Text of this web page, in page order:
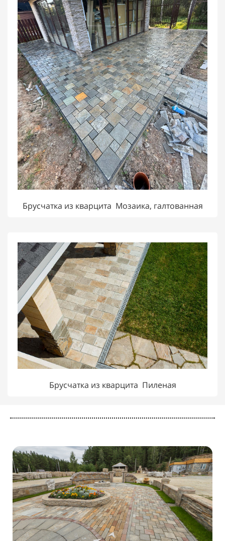
Брусчатка из кварцита Мозаика, галтованная
Брусчатка из кварцита Пиленая